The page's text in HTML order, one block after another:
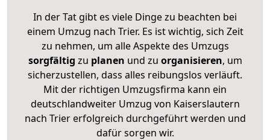
In der Tat gibt es viele Dinge zu beachten bei
einem Umzug nach Trier. Es ist wichtig, sich Zeit
zu nehmen, um alle Aspekte des Umzugs
sorgfältig zu planen und zu organisieren, um
sicherzustellen, dass alles reibungslos verläuft.
Mit der richtigen Umzugsfirma kann ein
deutschlandweiter Umzug von Kaiserslautern
nach Trier erfolgreich durchgeführt werden und
dafür sorgen wir.